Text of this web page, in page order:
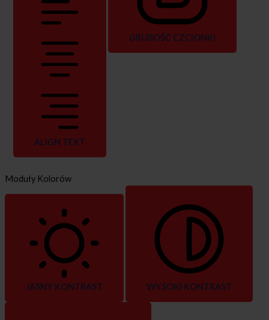
ALIGN TEXT
GRUBOŚĆ CZCIONKI
Moduły Kolorów
JASNY KONTRAST WYSOKI KONTRAST